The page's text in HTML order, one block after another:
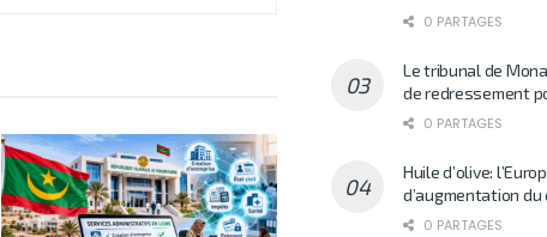
0 PARTAGES
Le tribunal de
de redressement
0 PARTAGES
Huile d’olive:
d’augmentation
0 PARTAGES